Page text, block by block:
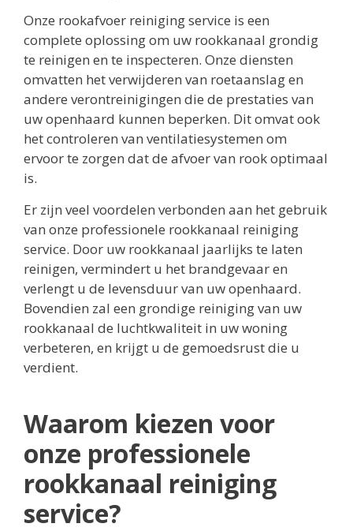
Onze rookafvoer reiniging service is een
complete oplossing om uw rookkanaal grondig
te reinigen en te inspecteren. Onze diensten
omvatten het verwijderen van roetaanslag en
andere verontreinigingen die de prestaties van
uw openhaard kunnen beperken. Dit omvat ook
het controleren van ventilatiesystemen om
ervoor te zorgen dat de afvoer van rook optimaal
is.
Er zijn veel voordelen verbonden aan het gebruik
van onze professionele rookkanaal reiniging
service. Door uw rookkanaal jaarlijks te laten
reinigen, vermindert u het brandgevaar en
verlengt u de levensduur van uw openhaard.
Bovendien zal een grondige reiniging van uw
rookkanaal de luchtkwaliteit in uw woning
verbeteren, en krijgt u de gemoedsrust die u
verdient.
Waarom kiezen voor
onze professionele
rookkanaal reiniging
service?